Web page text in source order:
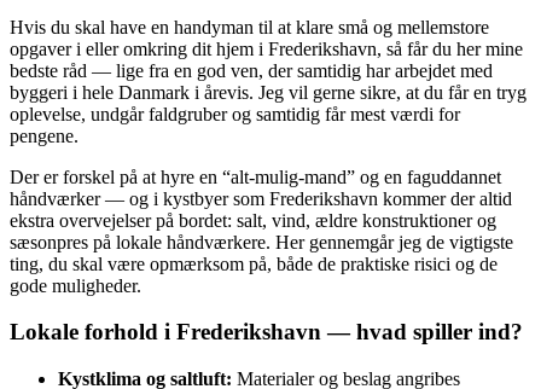
Hvis du skal have en handyman til at klare små og mellemstore
opgaver i eller omkring dit hjem i Frederikshavn, så får du her mine
bedste råd — lige fra en god ven, der samtidig har arbejdet med
byggeri i hele Danmark i årevis. Jeg vil gerne sikre, at du får en tryg
oplevelse, undgår faldgruber og samtidig får mest værdi for
pengene.
Der er forskel på at hyre en “alt‑mulig‑mand” og en faguddannet
håndværker — og i kystbyer som Frederikshavn kommer der altid
ekstra overvejelser på bordet: salt, vind, ældre konstruktioner og
sæsonpres på lokale håndværkere. Her gennemgår jeg de vigtigste
ting, du skal være opmærksom på, både de praktiske risici og de
gode muligheder.
Lokale forhold i Frederikshavn — hvad spiller ind?
Kystklima og saltluft: Materialer og beslag angribes